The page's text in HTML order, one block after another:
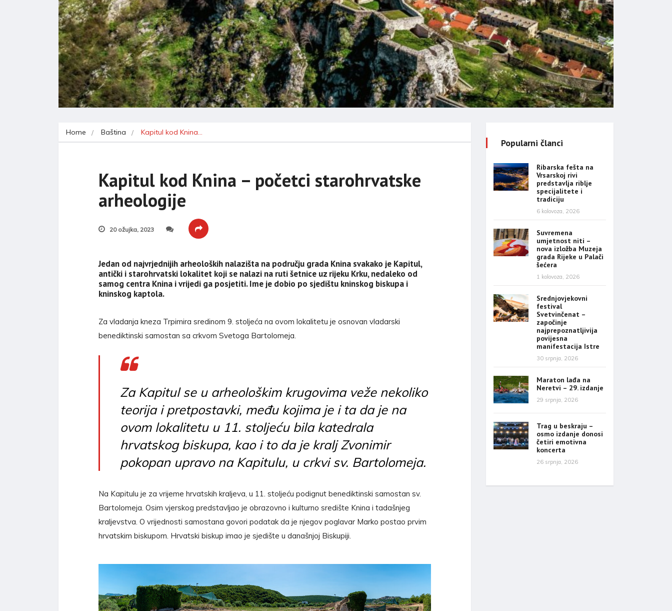
Home Baština Kapitul kod Knina…
Kapitul kod Knina – početci starohrvatske
arheologije
20 ožujka, 2023
Jedan od najvrjednijih arheoloških nalazišta na području grada Knina svakako je Kapitul,
antički i starohrvatski lokalitet koji se nalazi na ruti šetnice uz rijeku Krku, nedaleko od
samog centra Knina i vrijedi ga posjetiti. Ime je dobio po sjedištu kninskog biskupa i
kninskog kaptola.
Za vladanja kneza Trpimira sredinom 9. stoljeća na ovom lokalitetu je osnovan vladarski
benediktinski samostan sa crkvom Svetoga Bartolomeja.
Za Kapitul se u arheološkim krugovima veže nekoliko
teorija i pretpostavki, među kojima je i ta da je na
ovom lokalitetu u 11. stoljeću bila katedrala
hrvatskog biskupa, kao i to da je kralj Zvonimir
pokopan upravo na Kapitulu, u crkvi sv. Bartolomeja.
Na Kapitulu je za vrijeme hrvatskih kraljeva, u 11. stoljeću podignut benediktinski samostan sv.
Bartolomeja. Osim vjerskog predstavljao je obrazovno i kulturno središte Knina i tadašnjeg
kraljevstva. O vrijednosti samostana govori podatak da je njegov poglavar Marko postao prvim
hrvatskim biskupom. Hrvatski biskup imao je sjedište u današnjoj Biskupiji.
Popularni članci
Ribarska fešta na
Vrsarskoj rivi
predstavlja riblje
specijalitete i
tradiciju
6 kolovoza, 2026
Suvremena
umjetnost niti –
nova izložba Muzeja
grada Rijeke u Palači
šećera
1 kolovoza, 2026
Srednjovjekovni
festival
Svetvinčenat –
započinje
najprepoznatljivija
povijesna
manifestacija Istre
30 srpnja, 2026
Maraton lađa na
Neretvi – 29. izdanje
29 srpnja, 2026
Trag u beskraju –
osmo izdanje donosi
četiri emotivna
koncerta
26 srpnja, 2026